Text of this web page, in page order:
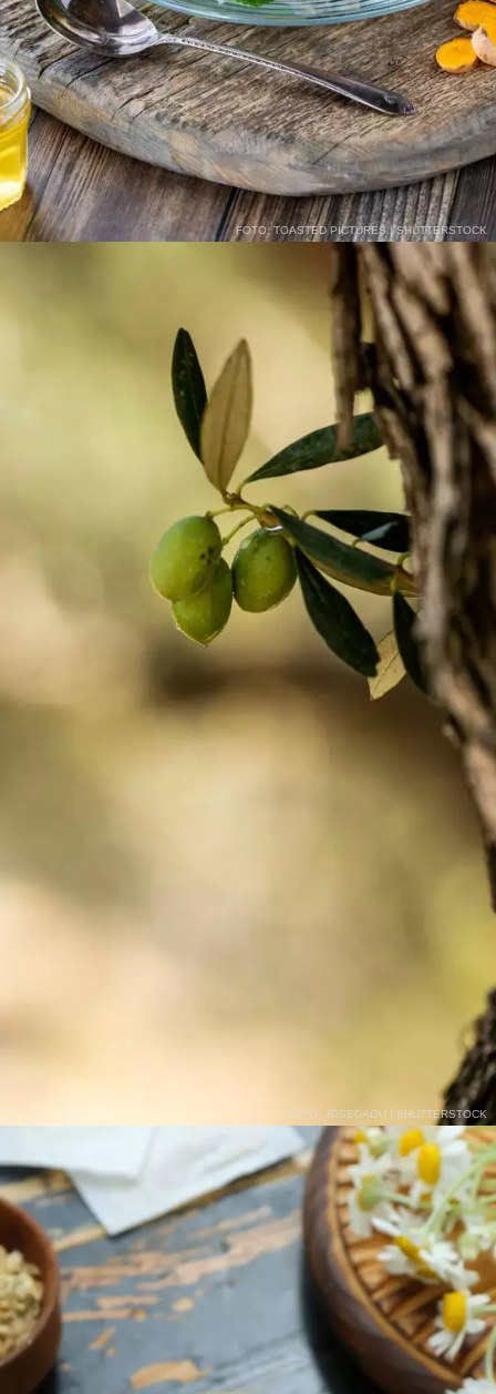
FOTO: TOASTED PICTURES | SHUTTERSTOCK
FOTO: JOSEDAOU | SHUTTERSTOCK